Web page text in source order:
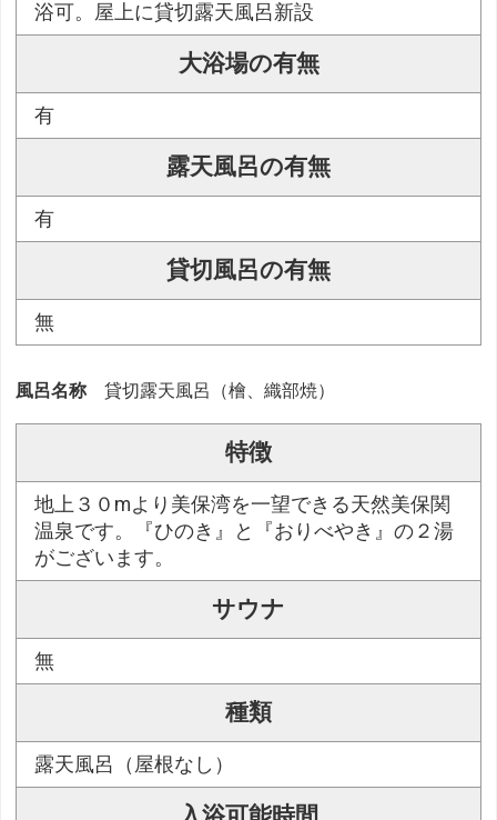
浴可。屋上に貸切露天風呂新設
大浴場の有無
有
露天風呂の有無
有
貸切風呂の有無
無
風呂名称 貸切露天風呂（檜、織部焼）
特徴
地上３０mより美保湾を一望できる天然美保関
温泉です。『ひのき』と『おりべやき』の２湯
がございます。
サウナ
無
種類
露天風呂（屋根なし）